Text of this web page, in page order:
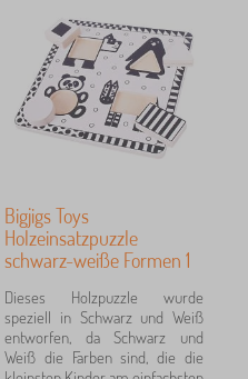
Bigjigs Toys
Holzeinsatzpuzzle
schwarz-weiße Formen 1
Dieses Holzpuzzle wurde
speziell in Schwarz und Weiß
entworfen, da Schwarz und
Weiß die Farben sind, die die